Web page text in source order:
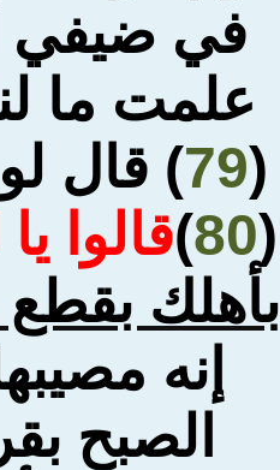
في ضيفي
علمت ما
(
79) قال
(
80
)قالوا
بأهلك
إنه
الصبح